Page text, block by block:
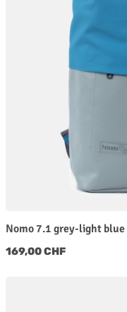
Nomo 7.1 grey-light blue
Regulärer Preis:
169,00 CHF